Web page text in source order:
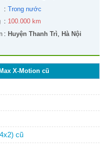
: Trong nước
: 100.000 km
: Huyện Thanh Trì, Hà Nội
X-Motion cũ
cũ